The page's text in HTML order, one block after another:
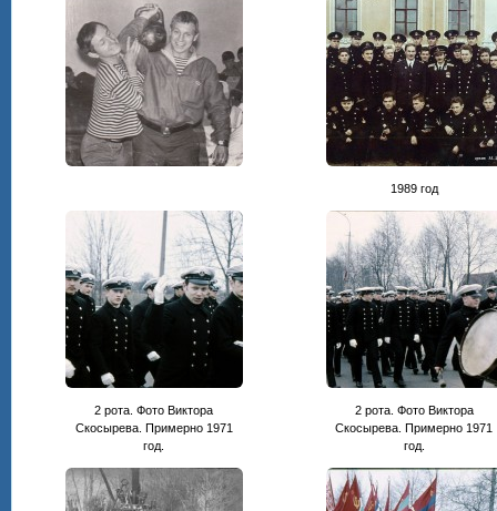
1989 год
2 рота. Фото Виктора
Скосырева. Примерно 1971
год.
2 рота. Фото Виктора
Скосырева. Примерно 1971
год.